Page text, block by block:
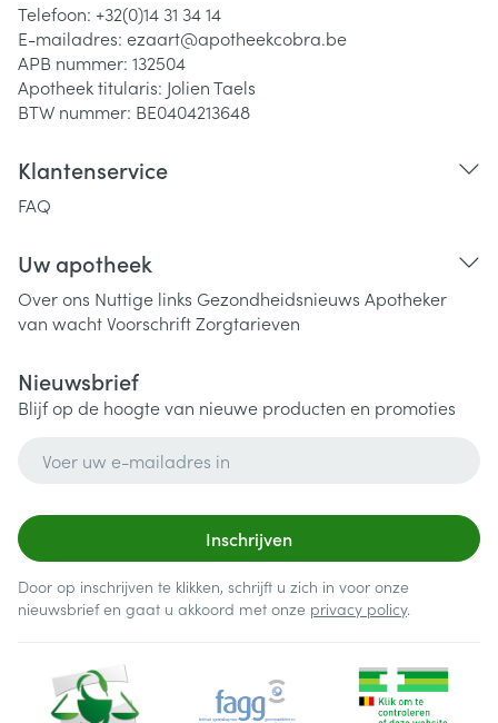
Telefoon: +32(0)14 31 34 14
E-mailadres: ezaart@apotheekcobra.be
APB nummer: 132504
Apotheek titularis: Jolien Taels
BTW nummer: BE0404213648
Klantenservice
FAQ
Uw apotheek
Over ons Nuttige links Gezondheidsnieuws Apotheker
van wachtVoorschriftZorgtarieven
Nieuwsbrief
Blijf op de hoogte van nieuwe producten en promoties
Inschrijven
Door op inschrijven te klikken, schrijft u zich in voor onze
nieuwsbrief en gaat u akkoord met onze privacy policy.